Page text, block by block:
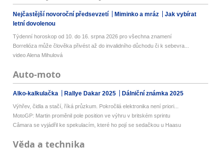
Nejčastější novoroční předsevzetí Miminko a mráz
Jak vybírat
letní dovolenou
Týdenní horoskop od 10. do 16. srpna 2026 pro všechna znamení
Borrelióza může člověka přivést až do invalidního důchodu či k sebevra...
video Alena Mihulová
Auto-moto
Alko-kalkulačka Rallye Dakar 2025 Dálniční známka 2025
Výhřev, čidla a stačí, říká průzkum. Pokročilá elektronika není priori...
MotoGP: Martin proměnil pole position ve výhru v britském sprintu
Câmara se vyjádřil ke spekulacím, které ho pojí se sedačkou u Haasu
Věda a technika